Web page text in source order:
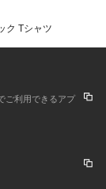
ク Tシャツ
ご利用できるアプ